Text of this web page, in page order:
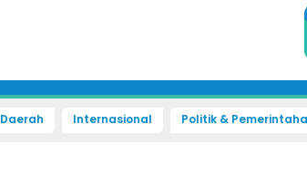
Daerah Internasional Politik &